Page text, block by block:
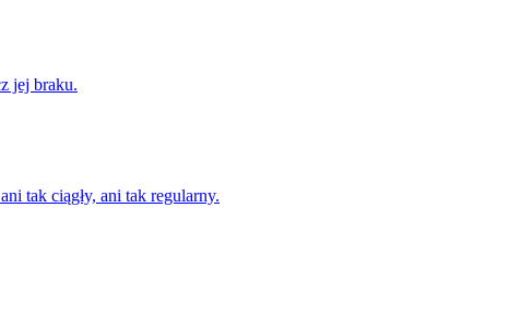
jej braku.
tak ciągły, ani tak regularny.